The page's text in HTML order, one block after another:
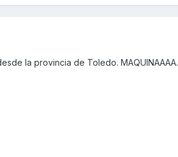
la provincia de Toledo. MAQUINAAAA.